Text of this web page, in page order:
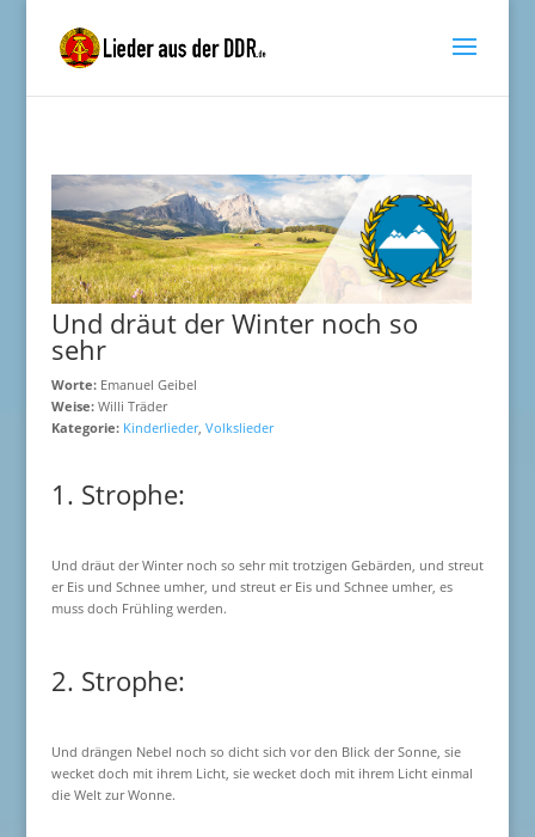
Und dräut der Winter noch so
sehr
Worte:Emanuel Geibel
Weise:Willi Träder
Kategorie: Kinderlieder, Volkslieder
1. Strophe:
Und dräut der Winter noch so sehr mit trotzigen Gebärden, und streut
er Eis und Schnee umher, und streut er Eis und Schnee umher, es
muss doch Frühling werden.
2. Strophe:
Und drängen Nebel noch so dicht sich vor den Blick der Sonne, sie
wecket doch mit ihrem Licht, sie wecket doch mit ihrem Licht einmal
die Welt zur Wonne.